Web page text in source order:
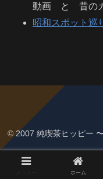
動画 と 昔のカ
昭和スポット巡
© 2007 純喫茶ヒッピー
ホーム